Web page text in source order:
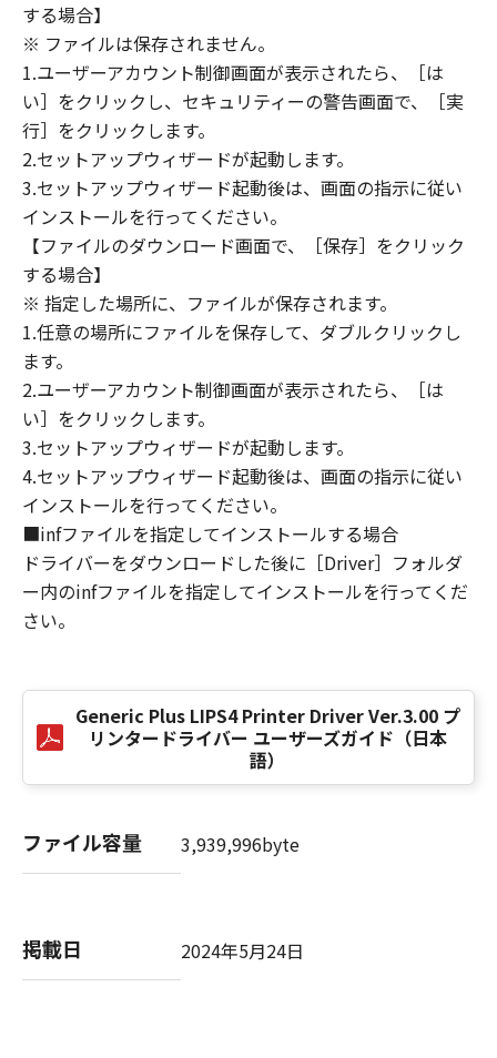
７．保証の否認・免責
(1) 「本ソフトウェア」は、『現状のまま』の
状態で使用許諾されます。キヤノン、キヤノン
のライセンサー、キヤノンの子会社、キヤノン
の関連会社、それらの販売代理店または販売店
のいずれも、「本ソフトウェア」に関して、商
品性および特定の目的への適合性の保証を含
め、いかなる保証も、明示たると黙示たるとを
問わず一切しないものとします。
(2) キヤノン、キヤノンのライセンサー、キヤノ
ンの子会社、キヤノンの関連会社、それらの販
売代理店または販売店のいずれも、「本ソフト
ウェア」の使用または使用不能から生ずるいか
なる損害（逸失利益およびその他の派生的また
は付随的な損害を含むがこれらに限定されない
全ての損害を言います。）について、適用法で
認められる限り、一切の責任を負わないものと
します。たとえ、キヤノン、キヤノンのライセ
ンサー、キヤノンの子会社、キヤノンの関連会
社、それらの販売代理店または販売店がかかる
損害の可能性について知らされていた場合でも
同様です。
(3) キヤノン、キヤノンのライセンサー、キヤノ
ウェア」、または「本ソフトウェア」の使用に
起因または関連してお客様と第三者との間に生
じたいかなる紛争についても、一切責任を負わ
ないものとします。
８．契約期間
(1) 本契約書は、お客様が、『同意』を示す下
し、下記(2)または(3)により終了されるまで有
する場合】
※ ファイルは保存されません。
1.ユーザーアカウント制御画面が表示されたら、［は
い］をクリックし、セキュリティーの警告画面で、［実
行］をクリックします。
2.セットアップウィザードが起動します。
3.セットアップウィザード起動後は、画面の指示に従い
インストールを行ってください。
【ファイルのダウンロード画面で、［保存］をクリック
する場合】
※ 指定した場所に、ファイルが保存されます。
1.任意の場所にファイルを保存して、ダブルクリックし
ます。
2.ユーザーアカウント制御画面が表示されたら、［は
い］をクリックします。
3.セットアップウィザードが起動します。
4.セットアップウィザード起動後は、画面の指示に従い
インストールを行ってください。
■infファイルを指定してインストールする場合
ドライバーをダウンロードした後に［Driver］フォルダ
ー内のinfファイルを指定してインストールを行ってくだ
さい。
Generic Plus LIPS4 Printer Driver Ver.3.00 プ
リンタードライバー ユーザーズガイド（日本
語）
ファイル容量 3,939,996byte
掲載日 2024年5月24日